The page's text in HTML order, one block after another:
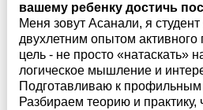
вашему ребенку достичь
Меня зовут Асанали, я
двухлетним опытом
цель - не просто «натаскать»
логическое мышление и
Подготавливаю к профильным
Разбираем теорию и практику,